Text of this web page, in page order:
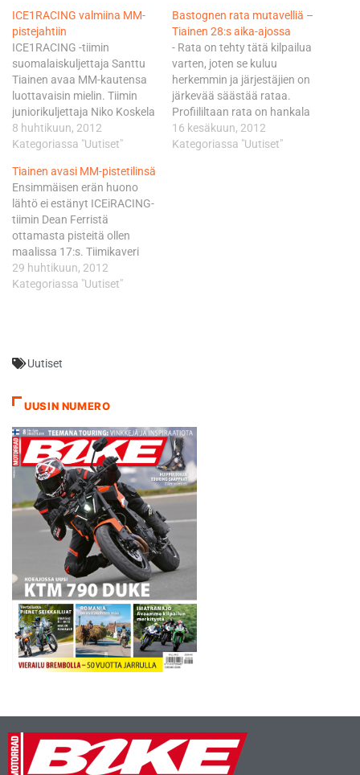
ICE1RACING valmiina MM-
pistejahtiin
ICE1RACING -tiimin
suomalaiskuljettaja Santtu
Tiainen avaa MM-kautensa
luottavaisin mielin. Tiimin
juniorikuljettaja Niko Koskela
korvaa puolestaan
toipilaana olevan
kauden ensimmäisessä MM-
osakilpailussa. Tiainen ja
Koskela asettuvat
starttiviivalle toiveikkaina.
Molemmat starttaavat MX1-
luokkaan Kawasakeillaan. -
Kunto on hyvä ja ajo kulkee.
Tänään tuli metsästettyä
8 huhtikuun, 2012
Kategoriassa "Uutiset"
Bastognen rata mutavelliä –
Tiainen 28:s aika-ajossa
- Rata on tehty tätä kilpailua
varten, joten se kuluu
herkemmin ja järjestäjien on
järkevää säästää rataa.
Profiililtaan rata on hankala
ja olosuhteiden myötä rata
muistuttaa enemmän
16 kesäkuun, 2012
Kategoriassa "Uutiset"
Tiainen avasi MM-pistetilinsä
Ensimmäisen erän huono
lähtö ei estänyt ICEiRACING-
tiimin Dean Ferristä
ottamasta pisteitä ollen
maalissa 17:s. Tiimikaveri
Santtu Tiainen ajoi ehjällä
erällä 24:nneksi. Toisessa
suorituksiinsa. Molemmat
pisteitä: Ferris murtautui
kymmenen parhaan
joukkoon ja Tiainen oli 19. -
Olen…
29 huhtikuun, 2012
Kategoriassa "Uutiset"
Uutiset
UUSIN NUMERO